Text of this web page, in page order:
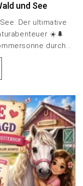
und See
Der ultimative
☀️🌲
durch...